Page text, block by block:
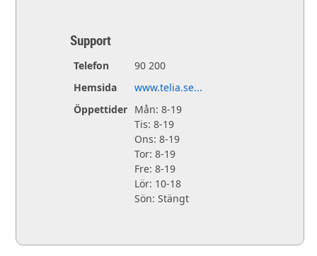
Support
Telefon
90 200
Hemsida
www.telia.se...
Öppettider Mån: 8-19
Tis: 8-19
Ons: 8-19
Tor: 8-19
Fre: 8-19
Lör: 10-18
Sön: Stängt